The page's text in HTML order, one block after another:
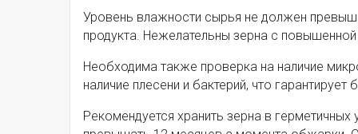
Уровень влажности сырья не должен
продукта. Нежелательны зерна с
Необходима также проверка на наличие
наличие плесени и бактерий, что
Рекомендуется хранить зерна в